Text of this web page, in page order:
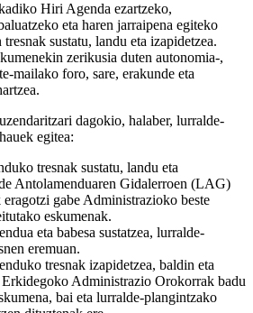
Hiri Agenda ezartzeko,
eta haren jarraipena egiteko
sustatu, landu eta izapidetzea.
zerikusia duten autonomia-,
mailako foro, sare, erakunde eta
dagokio, halaber, lurralde-
egitea:
tresnak sustatu, landu eta
Antolamenduaren Gidalerroen (LAG)
eragotzi gabe Administrazioko beste
eskumenak.
eta babesa sustatzea, lurralde-
eremuan.
tresnak izapidetzea, baldin eta
Administrazio Orokorrak badu
bai eta lurralde-plangintzako